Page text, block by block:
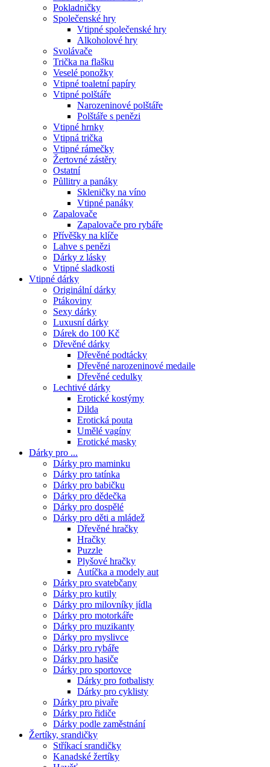
Pokladničky
Společenské hry
Vtipné společenské hry
Alkoholové hry
Svolávače
Trička na flašku
Veselé ponožky
Vtipné toaletní papíry
Vtipné polštáře
Narozeninové polštáře
Polštáře s penězi
Vtipné hrnky
Vtipná trička
Vtipné rámečky
Žertovné zástěry
Ostatní
Půllitry a panáky
Skleničky na víno
Vtipné panáky
Zapalovače
Zapalovače pro rybáře
Přívěšky na klíče
Lahve s penězi
Dárky z lásky
Vtipné sladkosti
Vtipné dárky
Originální dárky
Ptákoviny
Sexy dárky
Luxusní dárky
Dárek do 100 Kč
Dřevěné dárky
Dřevěné podtácky
Dřevěné narozeninové medaile
Dřevěné cedulky
Lechtivé dárky
Erotické kostýmy
Dilda
Erotická pouta
Umělé vagíny
Erotické masky
Dárky pro ...
Dárky pro maminku
Dárky pro tatínka
Dárky pro babičku
Dárky pro dědečka
Dárky pro dospělé
Dárky pro děti a mládež
Dřevěné hračky
Hračky
Puzzle
Plyšové hračky
Autíčka a modely aut
Dárky pro svatebčany
Dárky pro kutily
Dárky pro milovníky jídla
Dárky pro motorkáře
Dárky pro muzikanty
Dárky pro myslivce
Dárky pro rybáře
Dárky pro hasiče
Dárky pro sportovce
Dárky pro fotbalisty
Dárky pro cyklisty
Dárky pro pivaře
Dárky pro řidiče
Dárky podle zaměstnání
Žertíky, srandičky
Stříkací srandičky
Kanadské žertíky